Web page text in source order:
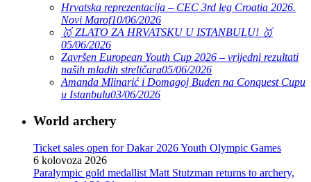
Hrvatska reprezentacija – CEC 3rd leg Croatia 2026.
Novi Marof10/06/2026
🥇 ZLATO ZA HRVATSKU U ISTANBULU! 🥇
05/06/2026
Završen European Youth Cup 2026 – vrijedni rezultati
naših mladih streličara05/06/2026
Amanda Mlinarić i Domagoj Buden na Conquest Cupu
u Istanbulu03/06/2026
World archery
Ticket sales open for Dakar 2026 Youth Olympic Games
6 kolovoza 2026
Paralympic gold medallist Matt Stutzman returns to archery,